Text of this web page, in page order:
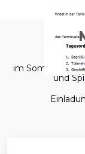
im Sommer
und